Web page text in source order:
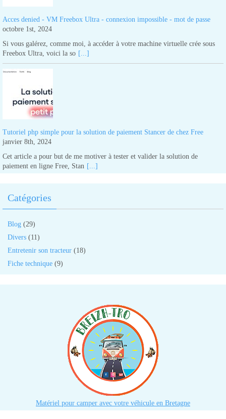
Acces denied - VM Freebox Ultra - connexion impossible - mot de passe
octobre 1st, 2024
Si vous galérez, comme moi, à accéder à votre machine virtuelle crée sous
Freebox Ultra, voici la so [...]
Tutoriel php simple pour la solution de paiement Stancer de chez Free
janvier 8th, 2024
Cet article a pour but de me motiver à tester et valider la solution de
paiement en ligne Free, Stan [...]
Catégories
Blog (29)
Divers (11)
Entretenir son tracteur (18)
Fiche technique (9)
Matériel pour camper avec votre véhicule en Bretagne